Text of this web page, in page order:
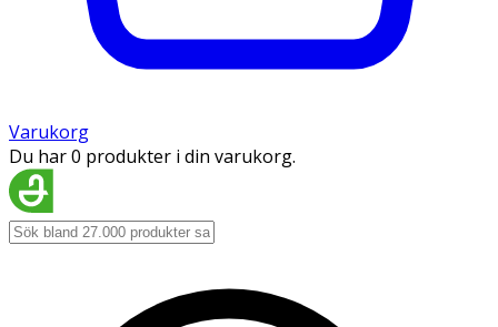
Varukorg
Du har 0 produkter i din varukorg.